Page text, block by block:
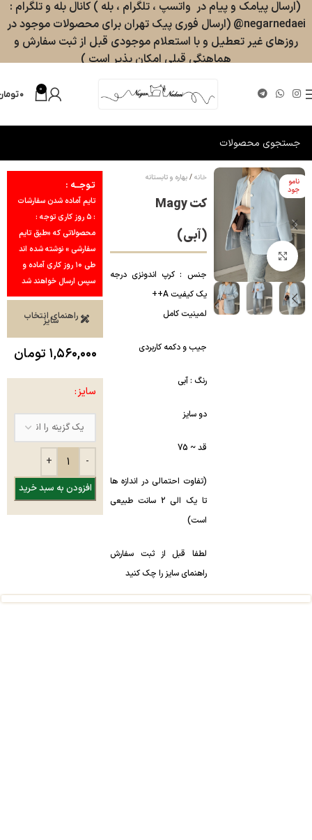
0 ۰
نامو
جود
بزرگنمایی تصویر
خانه بهاره و تابستانه
کت Magy
(آبی)
جنس : کرپ اندونزی درجه
یک کیفیت A++
لمینیت کامل
جیب و دکمه کاربردی
رنگ : آبی
دو سایز
قد ~ 75
(تفاوت احتمالی در اندازه ها
تا یک الی 2 سانت طبیعی
است)
لطفا قبل از ثبت سفارش
راهنمای سایز را چک کنید
تـوجــه :
تایم آماده شدن سفارشات
: ۵ روز کاری توجه :
محصولاتی که «طبق تایم
سفارشی » نوشته شده اند
طی ۱۰ روز کاری آماده و
سپس ارسال خواهند شد
راهنمای انتخاب
سایز
۱,۵۶۰,۰۰۰ تومان
سایز
افزودن به سبد خرید
(ارسال پیامک و پیام در واتسپ ، تلگرام ، بله ) کانال بله و تلگرام :
negarnedaei@ (ارسال فوری پیک تهران برای محصولات موجود در
روزهای غیر تعطیل و با استعلام موجودی قبل از ثبت سفارش و
هماهنگی قبلی امکان پذیر است )